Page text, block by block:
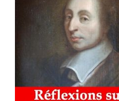
AJOUTER AU PANIER /